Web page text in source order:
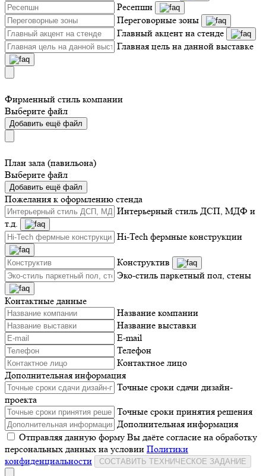
Ресепшн
Переговорные зоны
Главный акцент на стенде
Главная цель на данной выставке
Фирменный стиль компании
Выберите файл
Добавить ещё файл
План зала (павильона)
Выберите файл
Добавить ещё файл
Пожелания к оформлению стенда
Интерьерный стиль ДСП, МДФ и
т.д.
Hi-Tech фермные конструкции
Конструктив
Эко-стиль паркетный пол, стены
Контактные данные
Название компании
Название выставки
E-mail
Телефон
Контактное лицо
Дополнительная информация
Точные сроки сдачи дизайн-
проекта
Точные сроки принятия решения
Дополнительная информация
Отправляя данную форму Вы даёте согласие на обработку
персональных данных на условии Политики
конфиденциальности
СОСТАВИТЬ ТЕХНИЧЕСКОЕ ЗАДАНИЕ